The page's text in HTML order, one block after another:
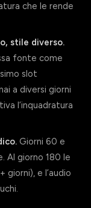
che le rende
stile diverso.
fonte come
slot
a diversi giorni
l’inquadratura
Giorni 60 e
Al giorno 180 le
giorni), e l’audio